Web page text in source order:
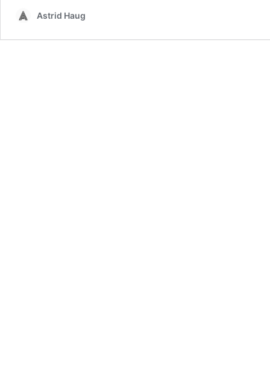
Astrid Haug